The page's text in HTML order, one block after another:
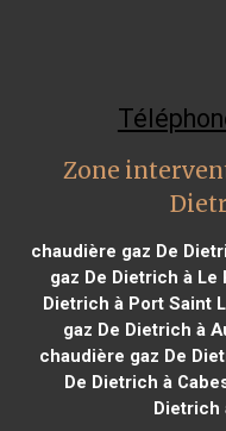
Zone
chaudière gaz De
gaz De Dietrich à Le
Dietrich à Port Saint
gaz De Dietrich à
chaudière gaz De
De Dietrich à
Dietrich